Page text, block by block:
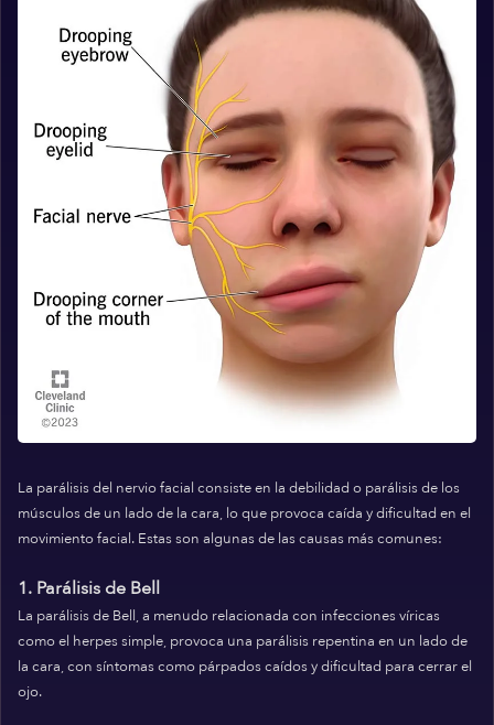
La parálisis del nervio facial consiste en la debilidad o parálisis de los
músculos de un lado de la cara, lo que provoca caída y dificultad en el
movimiento facial. Estas son algunas de las causas más comunes:
1. Parálisis de Bell
La parálisis de Bell, a menudo relacionada con infecciones víricas
como el herpes simple, provoca una parálisis repentina en un lado de
la cara, con síntomas como párpados caídos y dificultad para cerrar el
ojo.